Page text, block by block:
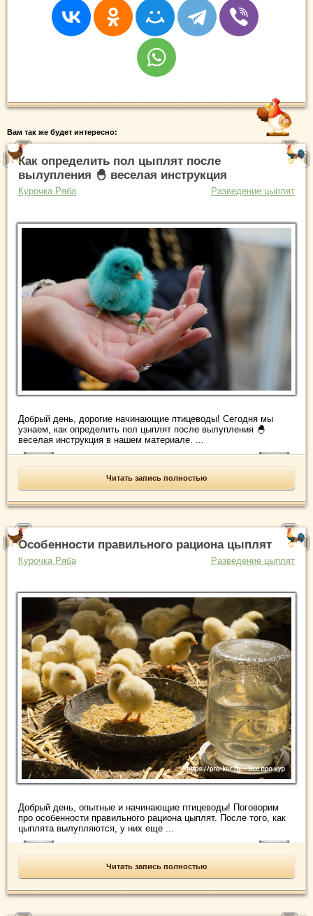
Вам так же будет интересно:
Как определить пол цыплят после
вылупления 🐣 веселая инструкция
Курочка Ряба Разведение цыплят
Добрый день, дорогие начинающие птицеводы! Сегодня мы
узнаем, как определить пол цыплят после вылупления 🐣
веселая инструкция в нашем материале. ...
Читать запись полностью
Особенности правильного рациона цыплят
Курочка Ряба Разведение цыплят
Добрый день, опытные и начинающие птицеводы! Поговорим
про особенности правильного рациона цыплят. После того, как
цыплята вылупляются, у них еще ...
Читать запись полностью